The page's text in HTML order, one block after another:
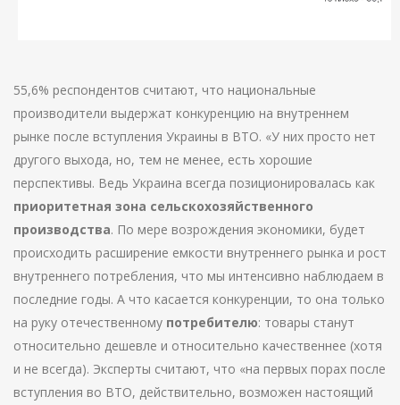
55,6% респондентов считают, что национальные
производители выдержат конкуренцию на внутреннем
рынке после вступления Украины в ВТО. «У них просто нет
другого выхода, но, тем не менее, есть хорошие
перспективы. Ведь Украина всегда позиционировалась как
приоритетная зона сельскохозяйственного
производства. По мере возрождения экономики, будет
происходить расширение емкости внутреннего рынка и рост
внутреннего потребления, что мы интенсивно наблюдаем в
последние годы. А что касается конкуренции, то она только
на руку отечественному потребителю: товары станут
относительно дешевле и относительно качественнее (хотя
и не всегда). Эксперты считают, что «на первых порах после
вступления во ВТО, действительно, возможен настоящий